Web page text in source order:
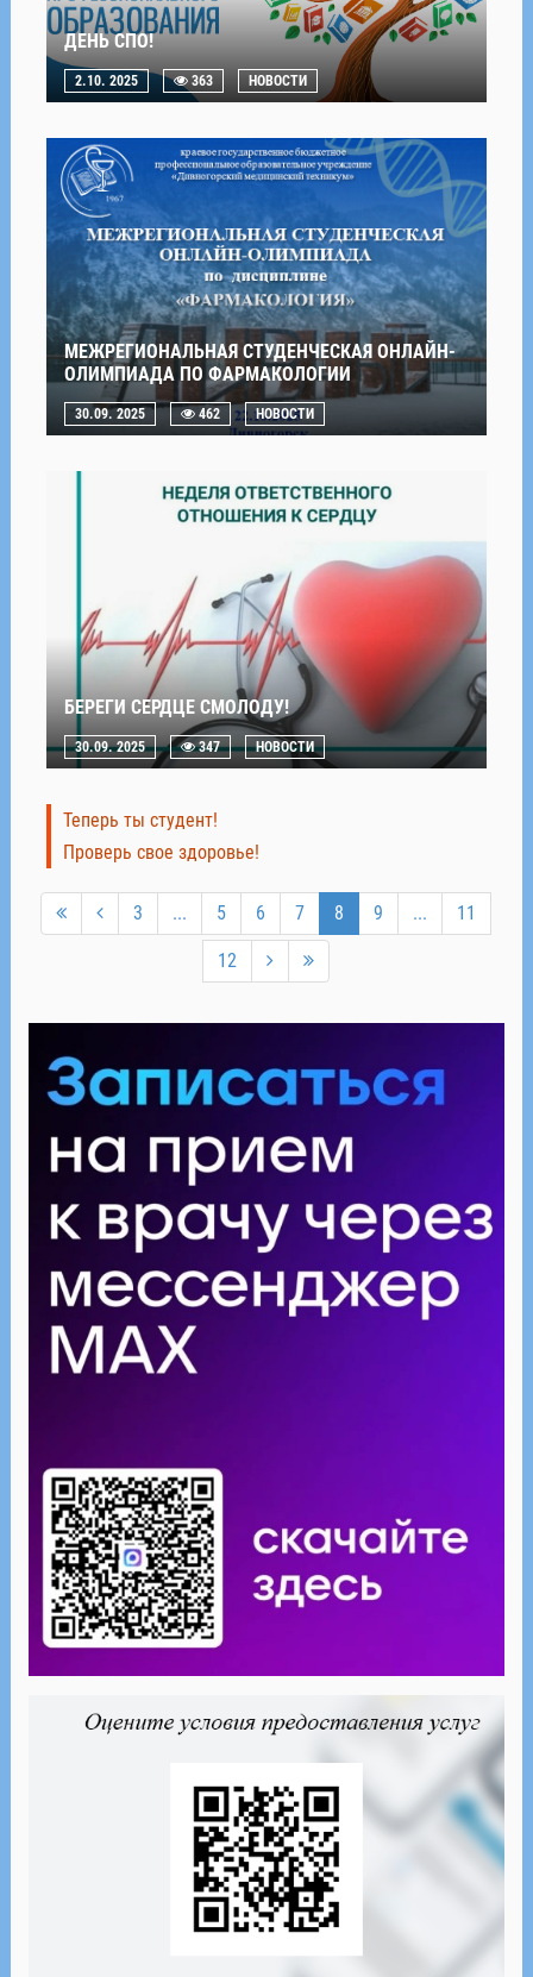
ДЕНЬ СПО!
2.10. 2025 363 НОВОСТИ
МЕЖРЕГИОНАЛЬНАЯ СТУДЕНЧЕСКАЯ ОНЛАЙН-
ОЛИМПИАДА ПО ФАРМАКОЛОГИИ
30.09. 2025 462 НОВОСТИ
БЕРЕГИ СЕРДЦЕ СМОЛОДУ!
30.09. 2025 347 НОВОСТИ
Теперь ты студент!
Проверь свое здоровье!
3 ... 5 6 7 8 9 ... 11
12